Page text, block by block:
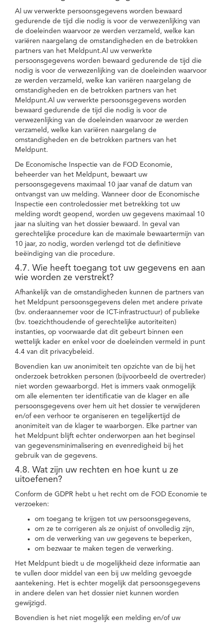
Al uw verwerkte persoonsgegevens worden bewaard
gedurende de tijd die nodig is voor de verwezenlijking van
de doeleinden waarvoor ze werden verzameld, welke kan
variëren naargelang de omstandigheden en de betrokken
partners van het Meldpunt.Al uw verwerkte
persoonsgegevens worden bewaard gedurende de tijd die
nodig is voor de verwezenlijking van de doeleinden waarvoor
ze werden verzameld, welke kan variëren naargelang de
omstandigheden en de betrokken partners van het
Meldpunt.Al uw verwerkte persoonsgegevens worden
bewaard gedurende de tijd die nodig is voor de
verwezenlijking van de doeleinden waarvoor ze werden
verzameld, welke kan variëren naargelang de
omstandigheden en de betrokken partners van het
Meldpunt.
De Economische Inspectie van de FOD Economie,
beheerder van het Meldpunt, bewaart uw
persoonsgegevens maximaal 10 jaar vanaf de datum van
ontvangst van uw melding. Wanneer door de Economische
Inspectie een controledossier met betrekking tot uw
melding wordt geopend, worden uw gegevens maximaal 10
jaar na sluiting van het dossier bewaard. In geval van
gerechtelijke procedure kan de maximale bewaartermijn van
10 jaar, zo nodig, worden verlengd tot de definitieve
beëindiging van die procedure.
4.7. Wie heeft toegang tot uw gegevens en aan
wie worden ze verstrekt?
Afhankelijk van de omstandigheden kunnen de partners van
het Meldpunt persoonsgegevens delen met andere private
(bv. onderaannemer voor de ICT-infrastructuur) of publieke
(bv. toezichthoudende of gerechtelijke autoriteiten)
instanties, op voorwaarde dat dit gebeurt binnen een
wettelijk kader en enkel voor de doeleinden vermeld in punt
4.4 van dit privacybeleid.
Bovendien kan uw anonimiteit ten opzichte van de bij het
onderzoek betrokken personen (bijvoorbeeld de overtreder)
niet worden gewaarborgd. Het is immers vaak onmogelijk
om alle elementen ter identificatie van de klager en alle
persoonsgegevens over hem uit het dossier te verwijderen
en/of een verhoor te organiseren en tegelijkertijd de
anonimiteit van de klager te waarborgen. Elke partner van
het Meldpunt blijft echter onderworpen aan het beginsel
van gegevensminimalisering en evenredigheid bij het
gebruik van de gegevens.
4.8. Wat zijn uw rechten en hoe kunt u ze
uitoefenen?
Conform de GDPR hebt u het recht om de FOD Economie te
verzoeken:
om toegang te krijgen tot uw persoonsgegevens,
om ze te corrigeren als ze onjuist of onvolledig zijn,
om de verwerking van uw gegevens te beperken,
om bezwaar te maken tegen de verwerking.
Het Meldpunt biedt u de mogelijkheid deze informatie aan
te vullen door middel van een bij uw melding gevoegde
aantekening. Het is echter mogelijk dat persoonsgegevens
in andere delen van het dossier niet kunnen worden
gewijzigd.
Bovendien is het niet mogelijk een melding en/of uw